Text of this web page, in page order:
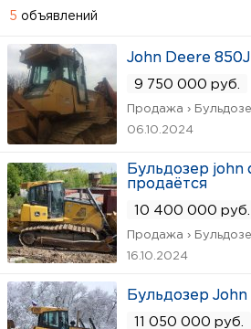
5 объявлений
John Deere 850J
9 750 000 руб.
Продажа ›
06.10.2024
Бульдозер john
продаётся
10 400 000 руб.
Продажа ›
16.10.2024
Бульдозер
11 050 000 руб.